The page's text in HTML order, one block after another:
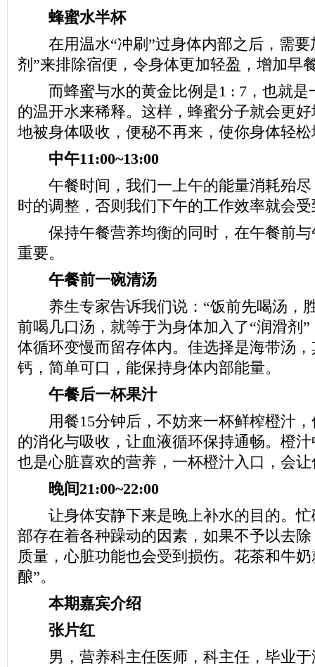
蜂蜜水半杯
在用温水“冲刷”过身体内部之后，需要
剂”来排除宿便，令身体更加轻盈，增加早
而蜂蜜与水的黄金比例是1 : 7，也就是
的温开水来稀释。这样，蜂蜜分子就会更
地被身体吸收，便秘不再来，使你身体轻
中午11:00~13:00
午餐时间，我们一上午的能量消耗殆尽
时的调整，否则我们下午的工作效率就会
保持午餐营养均衡的同时，在午餐前与
重要。
午餐前一碗清汤
养生专家告诉我们说：“饭前先喝汤，
前喝几口汤，就等于为身体加入了“润滑剂
体循环变慢而留存体内。佳选择是海带汤
钙，简单可口，能保持身体内部能量。
午餐后一杯果汁
用餐15分钟后，不妨来一杯鲜榨橙汁，
的消化与吸收，让血液循环保持通畅。橙
也是心脏喜欢的营养，一杯橙汁入口，会
晚间21:00~22:00
让身体安静下来是晚上补水的目的。忙
部存在着各种躁动的因素，如果不予以去
质量，心脏功能也会受到损伤。花茶和牛
酿”。
本期嘉宾介绍
张片红
男，营养科主任医师，科主任，毕业于